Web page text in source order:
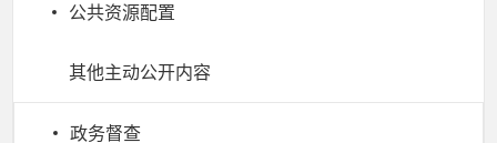
公共资源配置
其他主动公开内容
政务督查